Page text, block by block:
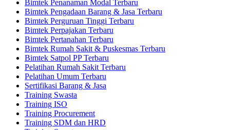
Bimtek Penanaman Modal Terbaru
Bimtek Pengadaan Barang & Jasa Terbaru
Bimtek Perguruan Tinggi Terbaru
Bimtek Perpajakan Terbaru
Bimtek Pertanahan Terbaru
Bimtek Rumah Sakit & Puskesmas Terbaru
Bimtek Satpol PP Terbaru
Pelatihan Rumah Sakit Terbaru
Pelatihan Umum Terbaru
Sertifikasi Barang & Jasa
Training Swasta
Training ISO
Training Procurement
Training SDM dan HRD